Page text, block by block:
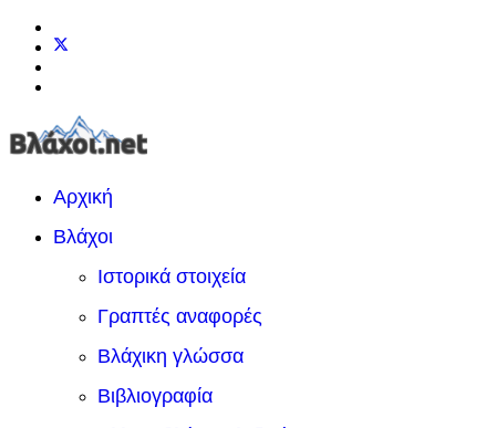
Αρχική
Βλάχοι
Ιστορικά στοιχεία
Γραπτές αναφορές
Βλάχικη γλώσσα
Βιβλιογραφία